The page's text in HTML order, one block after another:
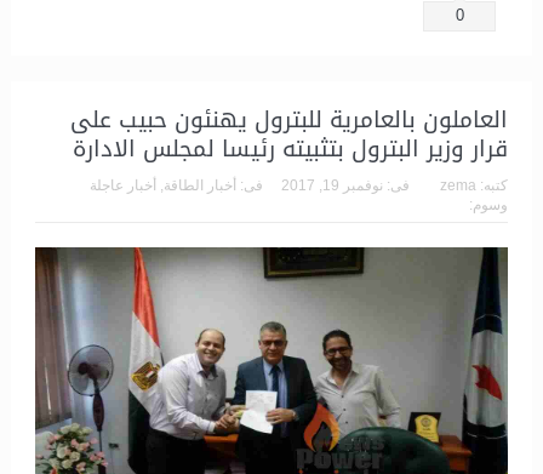
0
العاملون بالعامرية للبترول يهنئون حبيب على
قرار وزير البترول بتثبيته رئيسا لمجلس الادارة
كتبه: zema فى: نوفمبر 19, 2017 فى: أخبار الطاقة, أخبار عاجلة
وسوم: